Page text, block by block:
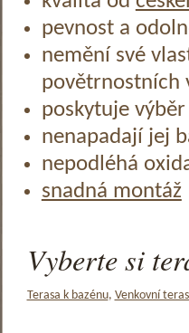
pevnost a
nemění své
povětrnostních
poskytuje
nenapadají jej
nepodléhá
snadná montáž
Vyberte si
Terasa k bazénu, Venkovní